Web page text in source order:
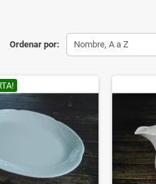
Ordenar por: Nombre, A a Z